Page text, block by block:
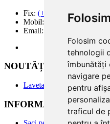
Folosim
tehnologii
îmbunătăți
navigare
pentru
traficul de
Fix: (+40) 21 668 60 69
Mobil:
(+40) 722 375 131
Email:
NOUTĂȚi
Laveta din Microfibră
INFORMATII PRODUSE